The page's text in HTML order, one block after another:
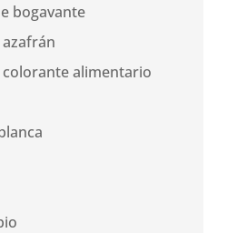
bogavante
alimentario